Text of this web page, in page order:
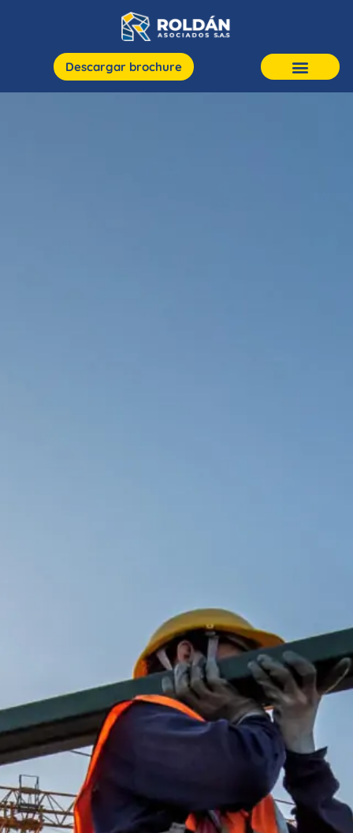
Descargar brochure